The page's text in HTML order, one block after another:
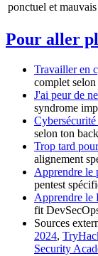
ponctuel et
Pour aller
Travailler en
complet
J'ai peur de
syndrome
Cybersécurité
selon ton
Trop tard
alignement
Apprendre le
pentest
Apprendre le
fit
Sources
2024,
Security